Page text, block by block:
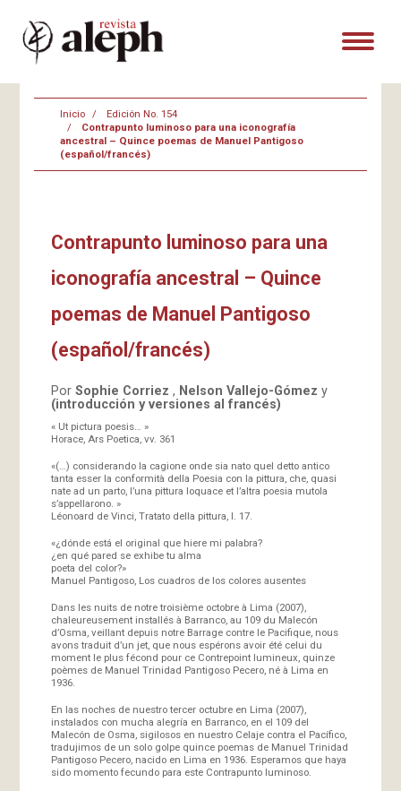
Inicio
Edición No. 154
Contrapunto luminoso para una iconografía
ancestral – Quince poemas de Manuel Pantigoso
(español/francés)
Contrapunto luminoso para una
iconografía ancestral – Quince
poemas de Manuel Pantigoso
(español/francés)
Por Sophie Corriez , Nelson Vallejo-Gómez y
(introducción y versiones al francés)
« Ut pictura poesis… »
Horace, Ars Poetica, vv. 361
«(…) considerando la cagione onde sia nato quel detto antico
tanta esser la conformità della Poesia con la pittura, che, quasi
nate ad un parto, l’una pittura loquace et l’altra poesia mutola
s’appellarono. »
Léonoard de Vinci, Tratato della pittura, I. 17.
«¿dónde está el original que hiere mi palabra?
¿en qué pared se exhibe tu alma
poeta del color?»
Manuel Pantigoso, Los cuadros de los colores ausentes
Dans les nuits de notre troisième octobre à Lima (2007),
chaleureusement installés à Barranco, au 109 du Malecón
d’Osma, veillant depuis notre Barrage contre le Pacifique, nous
avons traduit d’un jet, que nous espérons avoir été celui du
moment le plus fécond pour ce Contrepoint lumineux, quinze
poèmes de Manuel Trinidad Pantigoso Pecero, né à Lima en
1936.
En las noches de nuestro tercer octubre en Lima (2007),
instalados con mucha alegría en Barranco, en el 109 del
Malecón de Osma, sigilosos en nuestro Celaje contra el Pacífico,
tradujimos de un solo golpe quince poemas de Manuel Trinidad
Pantigoso Pecero, nacido en Lima en 1936. Esperamos que haya
sido momento fecundo para este Contrapunto luminoso.